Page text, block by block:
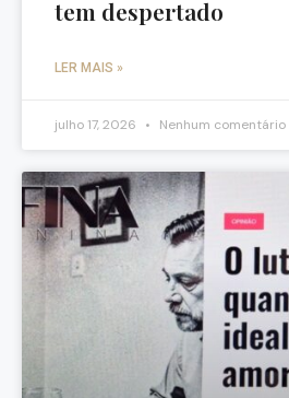
tem despertado
LER MAIS »
julho 17, 2026 Nenhum comentário